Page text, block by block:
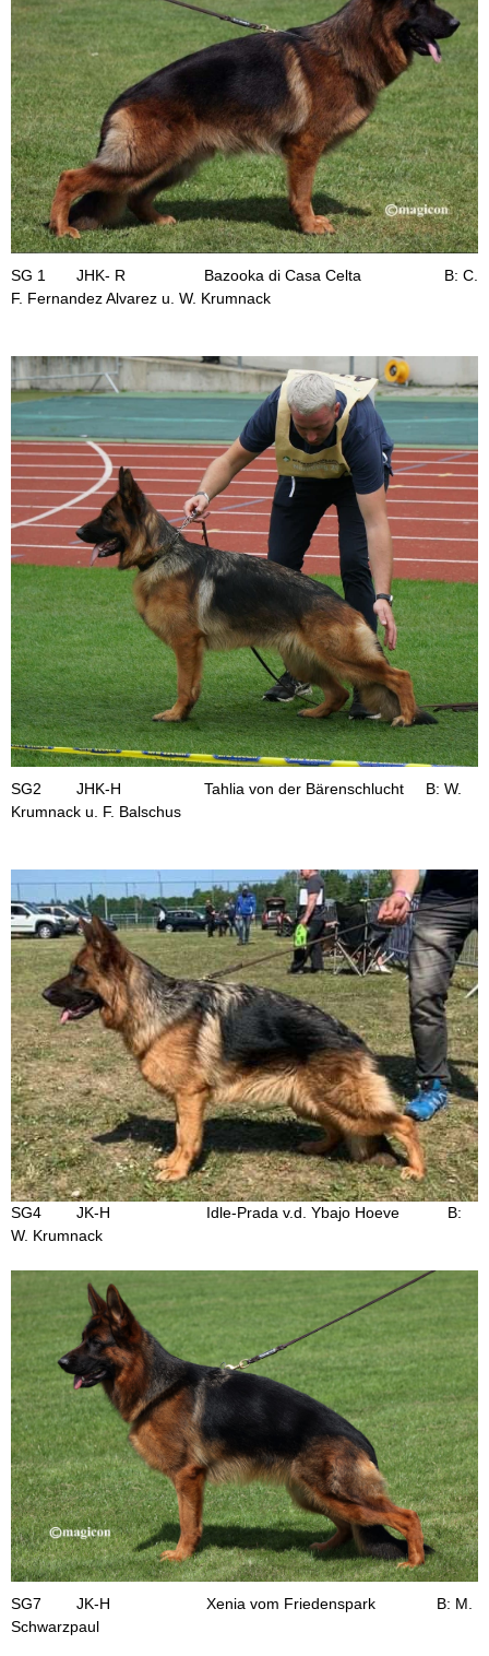
SG 1 JHK- R Bazooka di Casa Celta B: C.
F. Fernandez Alvarez u. W. Krumnack
SG2 JHK-H Tahlia von der Bärenschlucht B: W.
Krumnack u. F. Balschus
SG4 JK-H Idle-Prada v.d. Ybajo Hoeve B:
W. Krumnack
SG7 JK-H Xenia vom Friedenspark B: M.
Schwarzpaul